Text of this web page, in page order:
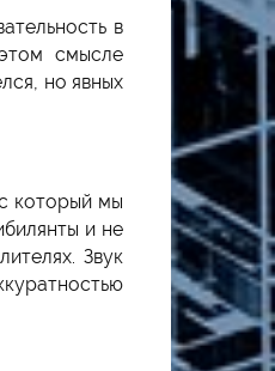
в
смысле
но явных
который мы
и не
Звук